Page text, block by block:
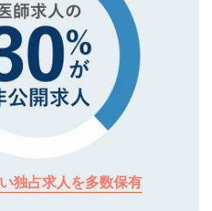
独占求人を多数保有